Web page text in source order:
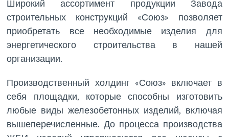
Широкий ассортимент продукции Завода
строительных конструкций «Союз» позволяет
приобретать все необходимые изделия для
энергетического строительства в нашей
организации.
Производственный холдинг «Союз» включает в
себя площадки, которые способны изготовить
любые виды железобетонных изделий, включая
вышеперечисленные. До процесса производства